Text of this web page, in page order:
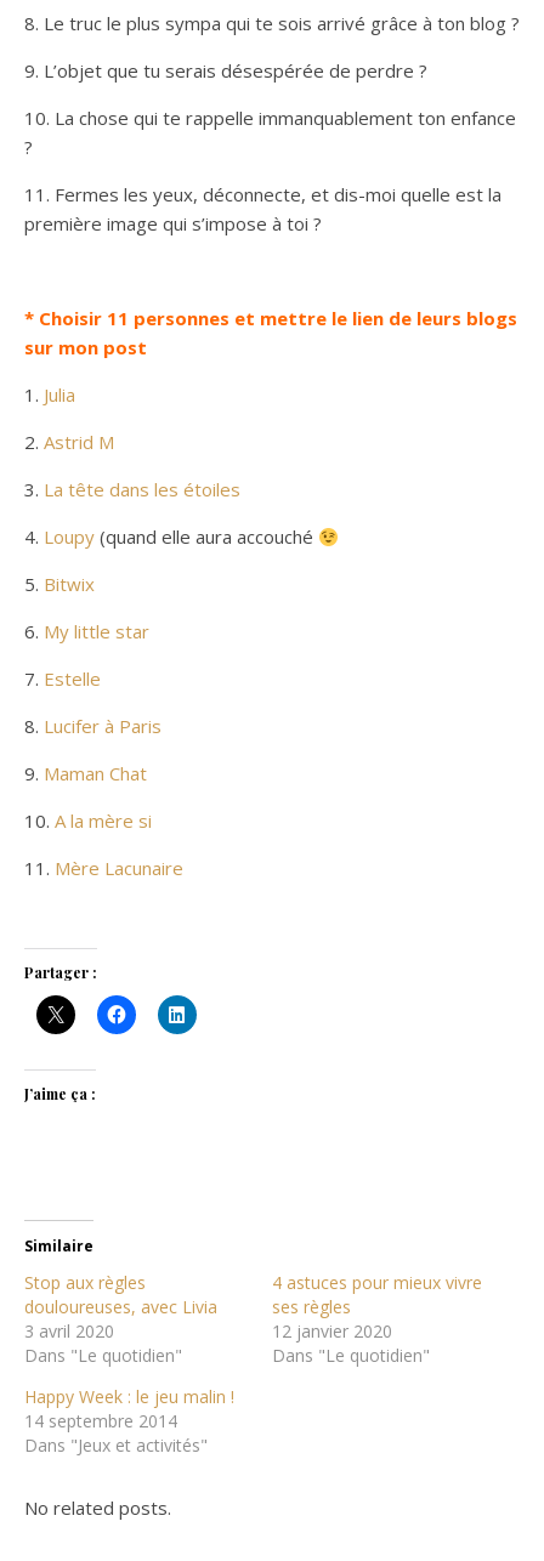
8. Le truc le plus sympa qui te sois arrivé grâce à ton blog ?
9. L’objet que tu serais désespérée de perdre ?
10. La chose qui te rappelle immanquablement ton enfance
?
11. Fermes les yeux, déconnecte, et dis-moi quelle est la
première image qui s’impose à toi ?
* Choisir 11 personnes et mettre le lien de leurs blogs
sur mon post
1. Julia
2. Astrid M
3. La tête dans les étoiles
4. Loupy (quand elle aura accouché
5. Bitwix
6. My little star
7. Estelle
8. Lucifer à Paris
9. Maman Chat
10. A la mère si
11. Mère Lacunaire
Partager :
J’aime ça :
Similaire
Stop aux règles
douloureuses, avec Livia
3 avril 2020
Dans "Le quotidien"
4 astuces pour mieux vivre
ses règles
12 janvier 2020
Dans "Le quotidien"
Happy Week : le jeu malin !
14 septembre 2014
Dans "Jeux et activités"
No related posts.